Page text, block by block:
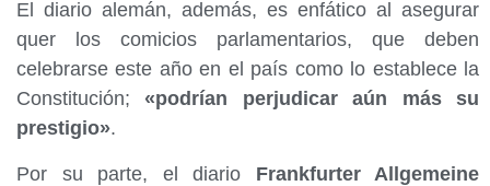
El diario alemán, además, es enfático al asegurar
quer los comicios parlamentarios, que deben
celebrarse este año en el país como lo establece la
Constitución; «podrían perjudicar aún más su
prestigio».
Por su parte, el diario Frankfurter Allgemeine